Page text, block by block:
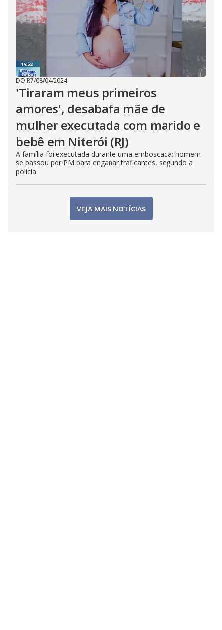
DO R7/08/04/2024
'Tiraram meus primeiros
amores', desabafa mãe de
mulher executada com marido e
bebê em Niterói (RJ)
A família foi executada durante uma emboscada; homem
se passou por PM para enganar traficantes, segundo a
polícia
VEJA MAIS NOTÍCIAS